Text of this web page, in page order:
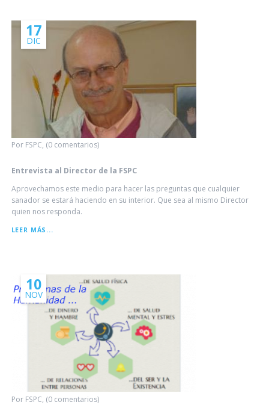
Por FSPC, (0 comentarios)
17
DIC
Entrevista al Director de la FSPC
Aprovechamos este medio para hacer las preguntas que cualquier
sanador se estará haciendo en su interior. Que sea al mismo Director
quien nos responda.
LEER MÁS...
Por FSPC, (0 comentarios)
10
NOV